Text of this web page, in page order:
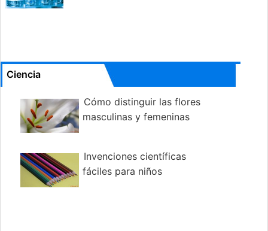
Ciencia
Cómo distinguir las flores
masculinas y femeninas
Invenciones científicas
fáciles para niños